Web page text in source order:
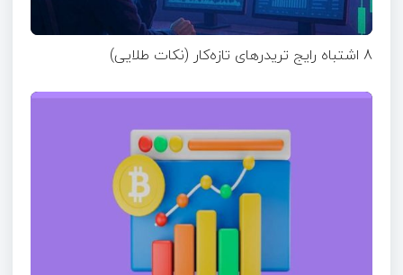
8 اشتباه رایج تریدرهای تازه‌کار (نکات طلایی)